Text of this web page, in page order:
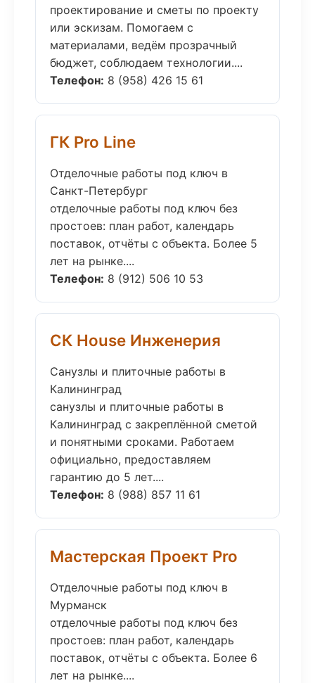
проектирование и сметы по проекту
или эскизам. Помогаем с
материалами, ведём прозрачный
бюджет, соблюдаем технологии....
Телефон: 8 (958) 426 15 61
ГК Pro Line
Отделочные работы под ключ в
Санкт-Петербург
отделочные работы под ключ без
простоев: план работ, календарь
поставок, отчёты с объекта. Более 5
лет на рынке....
Телефон: 8 (912) 506 10 53
СК House Инженерия
Санузлы и плиточные работы в
Калининград
санузлы и плиточные работы в
Калининград с закреплённой сметой
и понятными сроками. Работаем
официально, предоставляем
гарантию до 5 лет....
Телефон: 8 (988) 857 11 61
Мастерская Проект Pro
Отделочные работы под ключ в
Мурманск
отделочные работы под ключ без
простоев: план работ, календарь
поставок, отчёты с объекта. Более 6
лет на рынке....